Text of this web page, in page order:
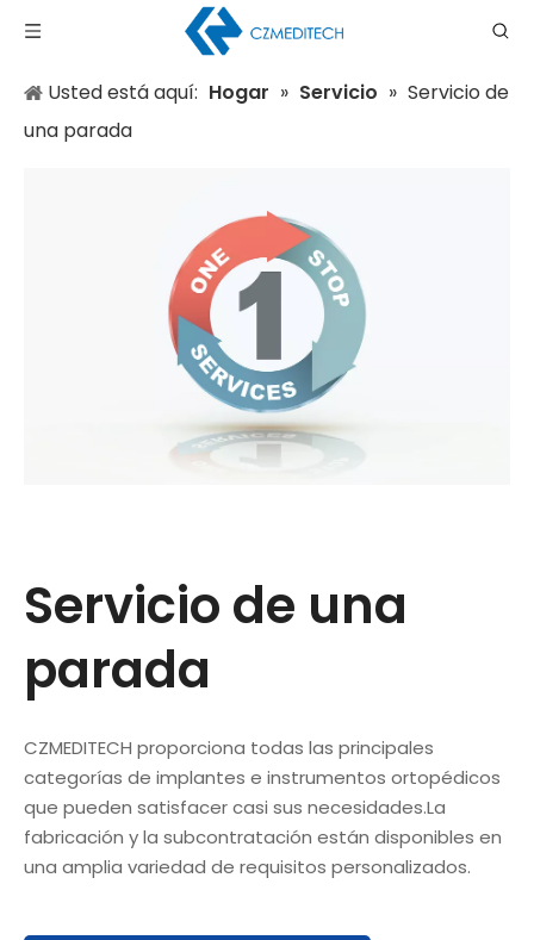
Usted está aquí: Hogar » Servicio » Servicio de
una parada
Servicio de una
parada
CZMEDITECH proporciona todas las principales
categorías de implantes e instrumentos ortopédicos
que pueden satisfacer casi sus necesidades.La
fabricación y la subcontratación están disponibles en
una amplia variedad de requisitos personalizados.